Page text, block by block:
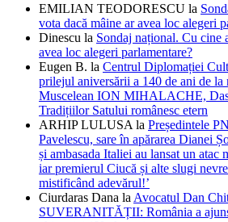
EMILIAN TEODORESCU la
vota dacă mâine ar avea loc alegeri
Dinescu la Sondaj național. Cu cine
avea loc alegeri parlamentare?
Eugen B. la Centrul Diplomației
prilejul aniversării a 140 de ani de la
Muscelean ION MIHALACHE,
Tradițiilor Satului românesc etern
ARHIP LULUSA la Președintele
Pavelescu, sare în apărarea Dianei
și ambasada Italiei au lansat un atac
iar premierul Ciucă și alte slugi
mistificând adevărul!’
Ciurdaras Dana la Avocatul Dan
SUVERANITĂȚII: România a